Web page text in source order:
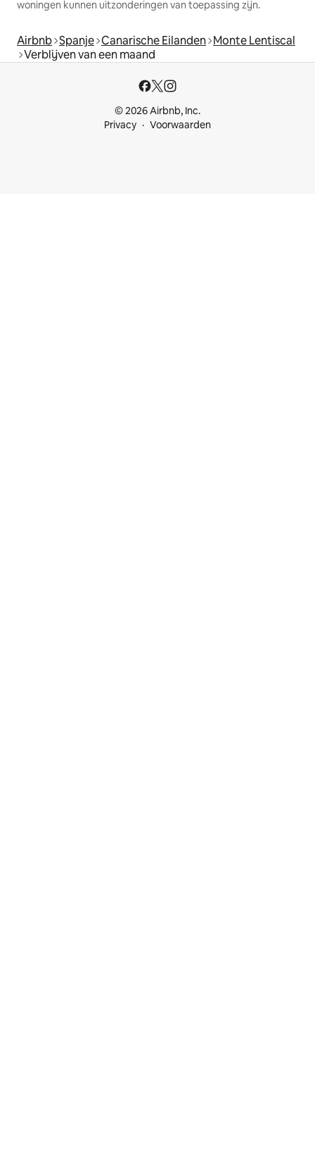
woningen kunnen uitzonderingen van toepassing zijn.
Airbnb Spanje Canarische Eilanden Monte Lentiscal
Verblijven van een maand
© 2026 Airbnb, Inc.
Privacy
Voorwaarden